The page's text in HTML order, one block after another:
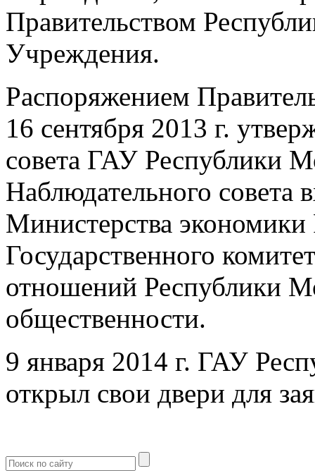
Правительством
Учреждения.
Распоряжением
16 сентября 2013 г.
совета ГАУ Республики
Наблюдательного совета
Министерства
Государственного
отношений Республики
общественности.
9 января 2014 г. ГАУ
открыл свои двери для